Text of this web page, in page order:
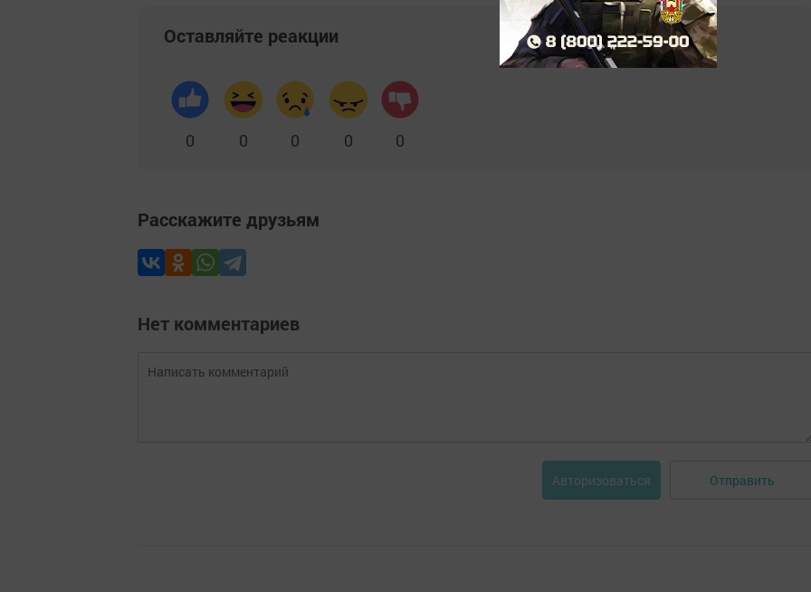
Оставляйте реакции
0 0 0 0 0
Расскажите друзьям
Нет комментариев
Авторизоваться Отправить